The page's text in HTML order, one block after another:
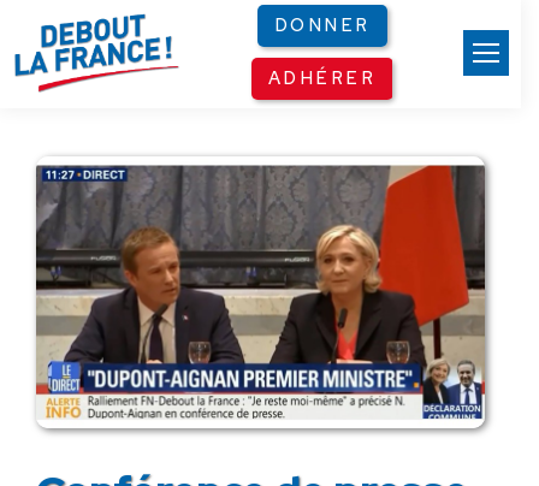
DONNER
ADHÉRER
Panneau de gestion des cookies